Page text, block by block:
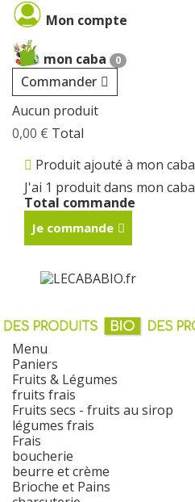
Mon compte
mon caba 0
Commander
Aucun produit
0,00 € Total
Produit ajouté à mon caba
J'ai 1 produit dans mon caba
Total commande
Je commande
Menu
Paniers
Fruits & Légumes
fruits frais
Fruits secs - fruits au sirop
légumes frais
Frais
boucherie
beurre et crème
Brioche et Pains
Cookies management panel